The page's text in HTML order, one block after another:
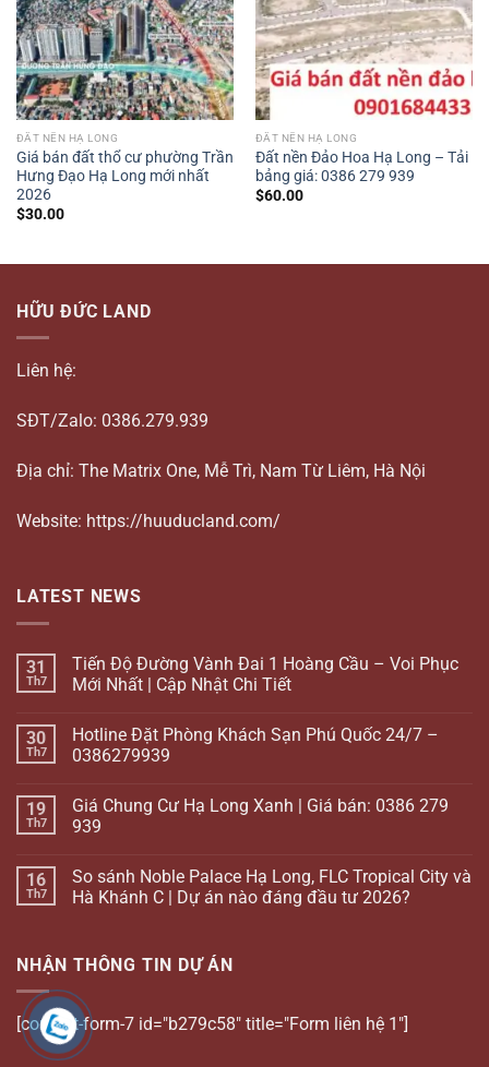
ĐẤT NỀN HẠ LONG
Giá bán đất thổ cư phường Trần
Hưng Đạo Hạ Long mới nhất
2026
$30.00
ĐẤT NỀN HẠ LONG
Đất nền Đảo Hoa Hạ Long – Tải
bảng giá: 0386 279 939
$60.00
HỮU ĐỨC LAND
Liên hệ:
SĐT/Zalo: 0386.279.939
Địa chỉ: The Matrix One, Mễ Trì, Nam Từ Liêm, Hà Nội
Website: https://huuducland.com/
LATEST NEWS
31
Th7
Tiến Độ Đường Vành Đai 1 Hoàng Cầu – Voi Phục
Mới Nhất | Cập Nhật Chi Tiết
30
Th7
Hotline Đặt Phòng Khách Sạn Phú Quốc 24/7 –
0386279939
19
Th7
Giá Chung Cư Hạ Long Xanh | Giá bán: 0386 279
939
16
Th7
So sánh Noble Palace Hạ Long, FLC Tropical City và
Hà Khánh C | Dự án nào đáng đầu tư 2026?
NHẬN THÔNG TIN DỰ ÁN
[contact-form-7 id="b279c58" title="Form liên hệ 1"]